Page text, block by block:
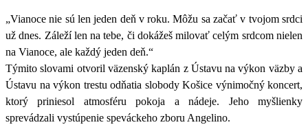
„Vianoce nie sú len jeden deň v roku. Môžu sa začať v tvojom srdci
už dnes. Záleží len na tebe, či dokážeš milovať celým srdcom nielen
na Vianoce, ale každý jeden deň.“
Týmito slovami otvoril väzenský kaplán z Ústavu na výkon väzby a
Ústavu na výkon trestu odňatia slobody Košice výnimočný koncert,
ktorý priniesol atmosféru pokoja a nádeje. Jeho myšlienky
sprevádzali vystúpenie speváckeho zboru Angelino.